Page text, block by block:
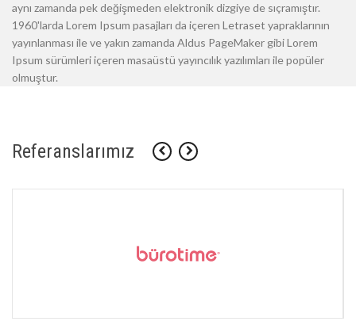
aynı zamanda pek değişmeden elektronik dizgiye de sıçramıştır.
1960'larda Lorem Ipsum pasajları da içeren Letraset yapraklarının
yayınlanması ile ve yakın zamanda Aldus PageMaker gibi Lorem
Ipsum sürümleri içeren masaüstü yayıncılık yazılımları ile popüler
olmuştur.
Referanslarımız